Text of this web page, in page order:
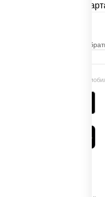
Установи